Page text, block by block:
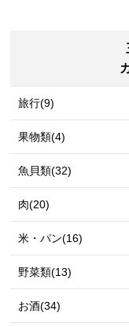
旅行(9)
果物類(4)
魚貝類(32)
肉(20)
米・パン(16)
野菜類(13)
お酒(34)